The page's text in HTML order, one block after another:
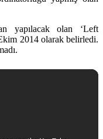
yapılacak olan ‘Left
2014 olarak belirledi.